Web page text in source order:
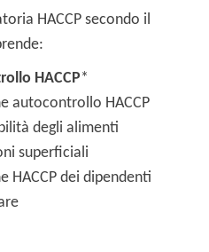
HACCP secondo il
HACCP*
autocontrollo HACCP
degli alimenti
superficiali
HACCP dei dipendenti